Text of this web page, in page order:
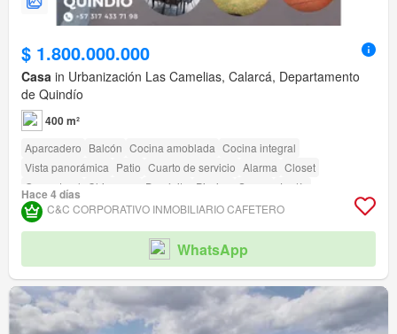
$ 1.800.000.000
Casa in Urbanización Las Camelias, Calarcá, Departamento
de Quindío
400 m²
Aparcadero Balcón Cocina amoblada Cocina integral
Vista panorámica Patio Cuarto de servicio Alarma Closet
Gas natural
Chimenea Depósito Piscina Sauna
Jardín
Jardín en la azotea Barbecue
Hace 4 días
C&C CORPORATIVO INMOBILIARIO CAFETERO
WhatsApp